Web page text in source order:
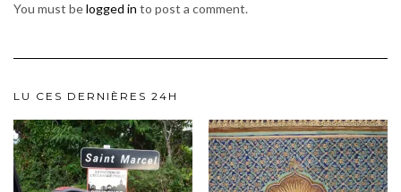
You must belogged in to post a comment.
LU CES DERNIÈRES 24H